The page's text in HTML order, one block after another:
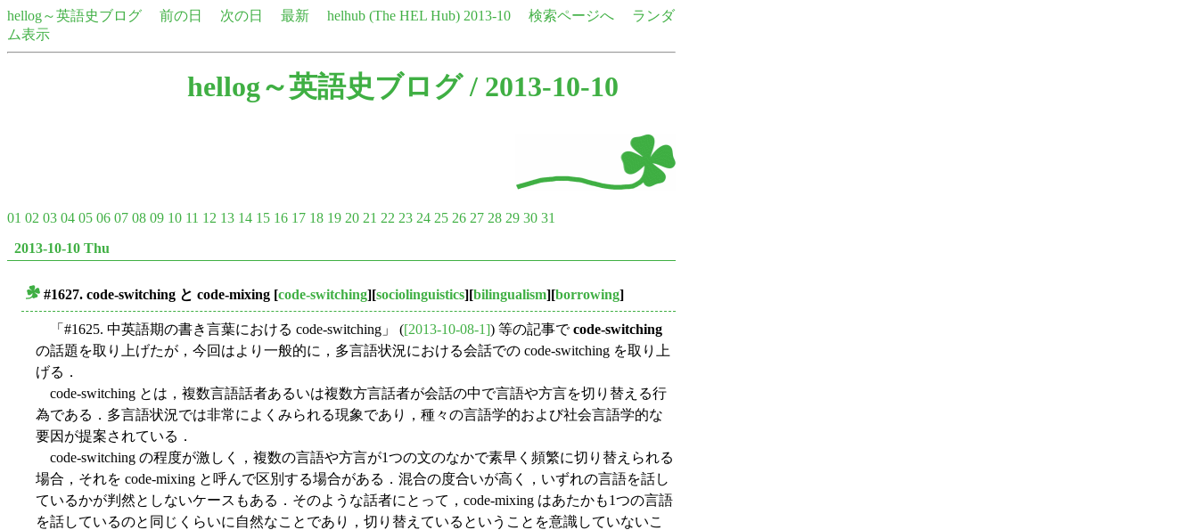
hellog～英語史ブログ 前の日 次の日 最新 helhub (The HEL Hub) 2013-10 検索ページへ
ランダ
ム表示
hellog～英語史ブログ/ 2013-10-10
01 02 03 04 05 06 07 08 09 10 11 12 13 14 15 16 17 18 19 20 21 22 23 24 25 26 27 28 29 30 31
2013-10-10 Thu
#1627. code-switching と code-mixing [code-switching][sociolinguistics][bilingualism][borrowing]
「#1625. 中英語期の書き言葉における code-switching」 ([2013-10-08-1]) 等の記事でcode-switching
の話題を取り上げたが，今回はより一般的に，多言語状況における会話での code-switching を取り上
げる．
code-switching とは，複数言語話者あるいは複数方言話者が会話の中で言語や方言を切り替える行
為である．多言語状況では非常によくみられる現象であり，種々の言語学的および社会言語学的な
要因が提案されている．
code-switching の程度が激しく，複数の言語や方言が1つの文のなかで素早く頻繁に切り替えられる
場合，それを code-mixing と呼んで区別する場合がある．混合の度合いが高く，いずれの言語を話し
ているかが判然としないケースもある．そのような話者にとって，code-mixing はあたかも1つの言語
を話しているのと同じくらいに自然なことであり，切り替えているということを意識していないこ